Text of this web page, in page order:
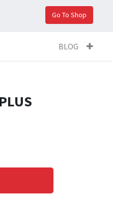
Go To Shop
BLOG